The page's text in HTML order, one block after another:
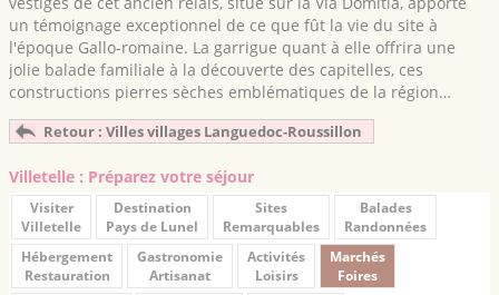
un témoignage exceptionnel de ce que fût la vie du site à
l'époque Gallo-romaine. La garrigue quant à elle offrira une
jolie balade familiale à la découverte des capitelles, ces
constructions pierres sèches emblématiques de la région…
Retour : Villes villages Languedoc-Roussillon
Villetelle : Préparez votre séjour
Visiter
Villetelle
Destination
Pays de Lunel
Sites
Remarquables
Balades
Randonnées
Hébergement
Restauration
Gastronomie
Artisanat
Activités
Loisirs
Marchés
Foires